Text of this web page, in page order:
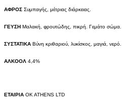
ΑΦΡΟΣ Συμπαγής, μέτριας διάρκειας.
ΓΕΥΣΗ Μαλακή, φρουτώδης, πικρή. Γεμάτο σώμα.
ΣΥΣΤΑΤΙΚΑ Βύνη κριθαριού, λυκίσκος, μαγιά, νερό.
ΑΛΚΟΟΛ 4,4%
ΕΤΑΙΡΙΑ OK ATHENS LTD